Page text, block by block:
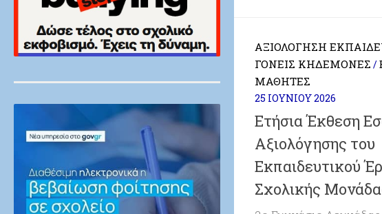
ΑΞΙΟΛΌΓΗΣΗ
ΓΟΝΕΊΣ ΚΗΔΕΜΌΝΕΣ /
ΜΑΘΗΤΈΣ
25 ΙΟΥΝΊΟΥ 2026
Ετήσια Έκθεση
Αξιολόγησης του
Εκπαιδευτικού
Σχολικής